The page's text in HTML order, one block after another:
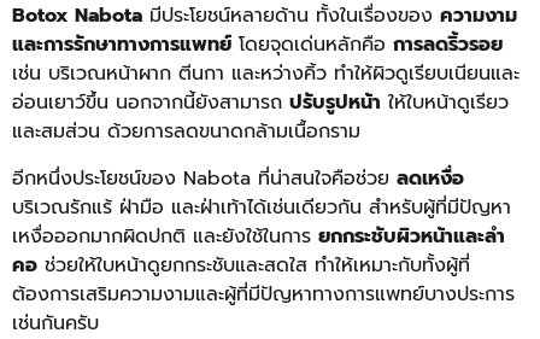
Botox Nabota มีประโยชน์หลายด้าน ทั้งในเรื่องของ ความงาม
และการรักษาทางการแพทย์ โดยจุดเด่นหลักคือ การลดริ้วรอย
เช่น บริเวณหน้าผาก ตีนกา และหว่างคิ้ว ทำให้ผิวดูเรียบเนียนและ
อ่อนเยาว์ขึ้น นอกจากนี้ยังสามารถ ปรับรูปหน้า ให้ใบหน้าดูเรียว
และสมส่วน ด้วยการลดขนาดกล้ามเนื้อกราม
อีกหนึ่งประโยชน์ของ Nabota ที่น่าสนใจคือช่วย ลดเหงื่อ
บริเวณรักแร้ ฝ่ามือ และฝ่าเท้าได้เช่นเดียวกัน สำหรับผู้ที่มีปัญหา
เหงื่อออกมากผิดปกติ และยังใช้ในการ ยกกระชับผิวหน้าและลำ
คอ ช่วยให้ใบหน้าดูยกกระชับและสดใส ทำให้เหมาะกับทั้งผู้ที่
ต้องการเสริมความงามและผู้ที่มีปัญหาทางการแพทย์บางประการ
เช่นกันครับ